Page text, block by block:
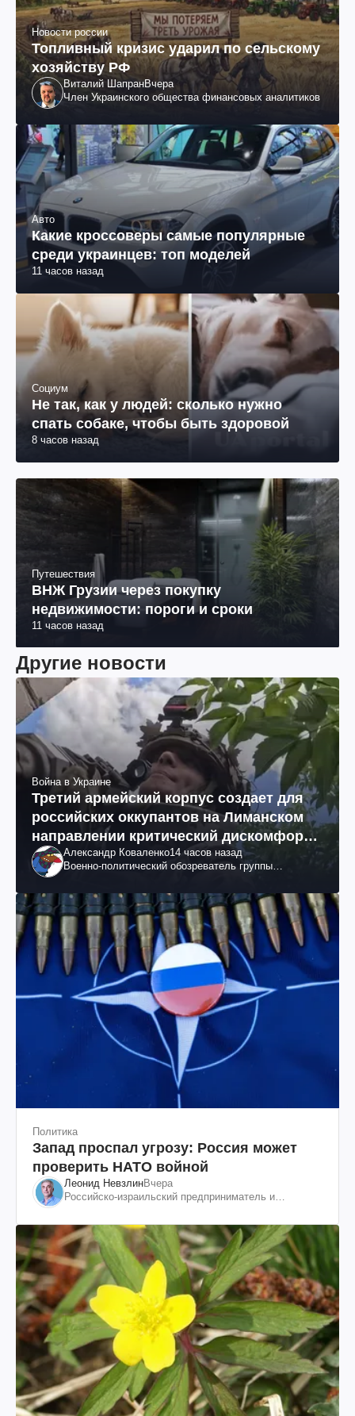
Новости россии
Топливный кризис ударил по сельскому
хозяйству РФ
Виталий ШапранВчера
Член Украинского общества финансовых аналитиков
Авто
Какие кроссоверы самые популярные
среди украинцев: топ моделей
11 часов назад
Социум
Не так, как у людей: сколько нужно
спать собаке, чтобы быть здоровой
8 часов назад
Путешествия
ВНЖ Грузии через покупку
недвижимости: пороги и сроки
11 часов назад
Другие новости
Война в Украине
Третий армейский корпус создает для
российских оккупантов на Лиманском
направлении критический дискомфорт:
как это удалось
Александр Коваленко14 часов назад
Военно-политический обозреватель группы
Политика
Запад проспал угрозу: Россия может
проверить НАТО войной
Леонид НевзлинВчера
Российско-израильский предприниматель и
"ЮКОСа"